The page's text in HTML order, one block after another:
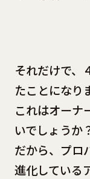
それだけで、
たことになり
これはオーナ
いでしょうか
だから、プロ
進化している